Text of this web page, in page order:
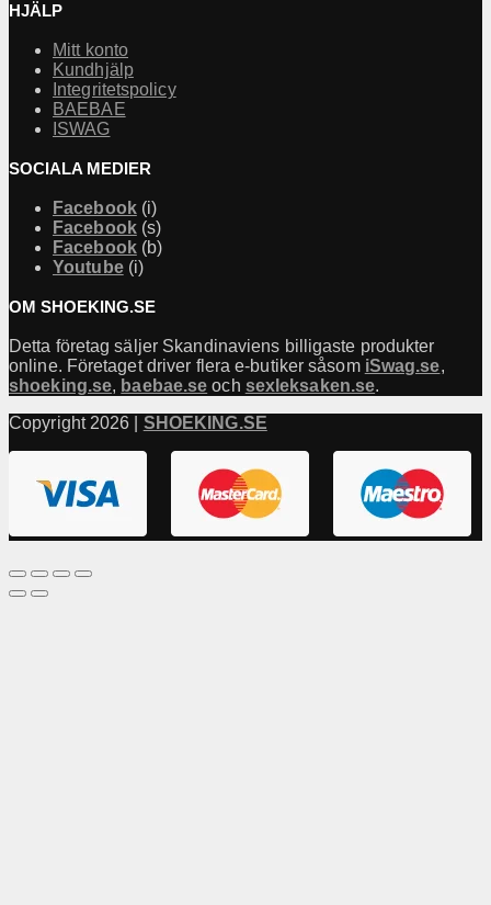
HJÄLP
Mitt konto
Kundhjälp
Integritetspolicy
BAEBAE
ISWAG
SOCIALA MEDIER
Facebook(i)
Facebook(s)
Facebook(b)
Youtube(i)
OM SHOEKING.SE
Detta företag säljer Skandinaviens billigaste produkter
online. Företaget driver flera e-butiker såsom iSwag.se,
shoeking.se, baebae.se och sexleksaken.se.
Copyright 2026 | SHOEKING.SE